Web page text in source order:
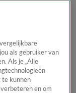
Hart
Tip de
als gebruiker van
Als je „Alle
te kunnen
en om